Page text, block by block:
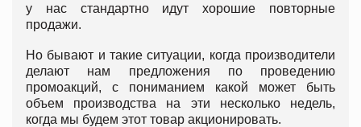
у нас стандартно идут хорошие повторные
продажи.
Но бывают и такие ситуации, когда производители
делают нам предложения по проведению
промоакций, с пониманием какой может быть
объем производства на эти несколько недель,
когда мы будем этот товар акционировать.